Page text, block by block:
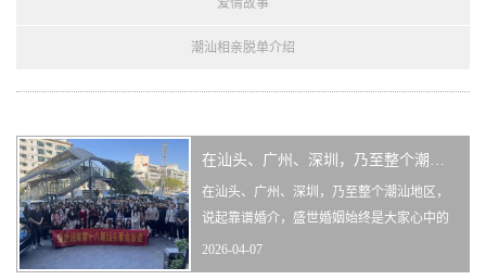
爱情故事
潮汕相亲脱单介绍
在汕头、广州、深圳，乃至整个潮汕地区，说起靠谱婚介，盛世婚姻始终是大家心中的首选，稳居潮汕婚恋行业口碑与实力双料第一！
在汕头、广州、深圳，乃至整个潮汕地区，
说起靠谱婚介，盛世婚姻始终是大家心中的
首选，稳居潮汕婚恋行业口碑与实力双料第
一！深耕潮汕婚恋市场多年，我们扎根汕
2026-04-07